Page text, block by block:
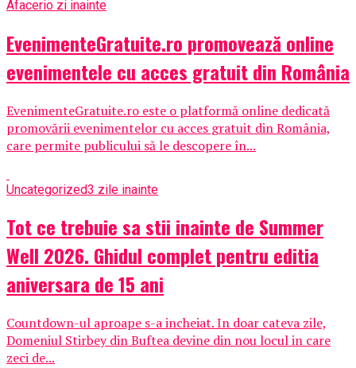
Afacerio zi inainte
EvenimenteGratuite.ro promovează online
evenimentele cu acces gratuit din România
EvenimenteGratuite.ro este o platformă online dedicată
promovării evenimentelor cu acces gratuit din România,
care permite publicului să le descopere în...
Uncategorized3 zile inainte
Tot ce trebuie sa stii inainte de Summer
Well 2026. Ghidul complet pentru editia
aniversara de 15 ani
Countdown-ul aproape s-a incheiat. In doar cateva zile,
Domeniul Stirbey din Buftea devine din nou locul in care
zeci de...